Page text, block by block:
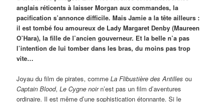
anglais réticents à laisser Morgan aux commandes, la
pacification s’annonce difficile. Mais Jamie a la tête ailleurs :
il est tombé fou amoureux de Lady Margaret Denby (Maureen
O’Hara), la fille de l’ancien gouverneur. Et la belle n’a pas
l’intention de lui tomber dans les bras, du moins pas trop
vite…
Joyau du film de pirates, commeLa Flibustière des Antilles ou
Captain Blood,Le Cygne noirn’est pas un film d’aventures
ordinaire. Il est même d’une sophistication étonnante. Si le